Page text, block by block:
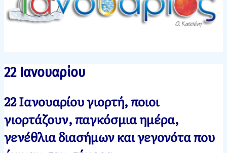
22 Ιανουαρίου
Νεκτάριος
Παπασπύρου
Ιανουαρίου,
201223
Ιανουαρίου,
22 Ιανουαρίου γιορτή, ποιοι
γιορτάζουν, παγκόσμια ημέρα,
γενέθλια διασήμων και γεγονότα που